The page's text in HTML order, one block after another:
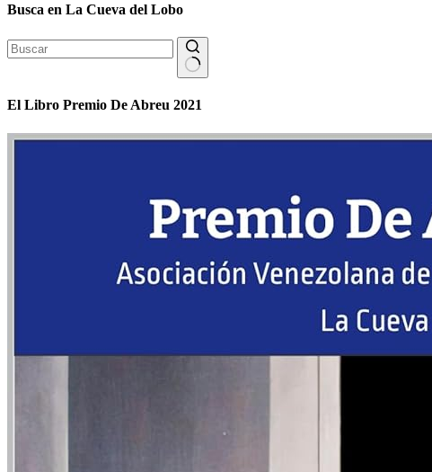
Busca en La Cueva del Lobo
resultados
El Libro Premio De Abreu 2021